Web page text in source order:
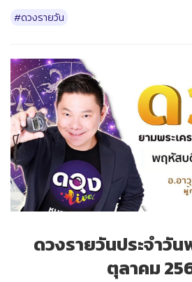
#ดวงรายวัน
ดวงรายวันประจำวั
ตุลาคม